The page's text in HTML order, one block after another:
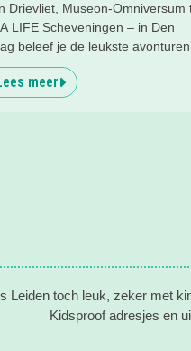
Drievliet, Museon-Omniversum
LIFE Scheveningen – in Den
beleef je de leukste avonturen
kinderen. En tussendoor? Even
met een lekkere lunch op
meer
Leiden toch leuk, zeker met
Kidsproof adresjes en